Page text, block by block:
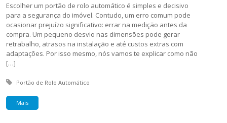
Escolher um portão de rolo automático é simples e decisivo
para a segurança do imóvel. Contudo, um erro comum pode
ocasionar prejuízo significativo: errar na medição antes da
compra. Um pequeno desvio nas dimensões pode gerar
retrabalho, atrasos na instalação e até custos extras com
adaptações. Por isso mesmo, nós vamos te explicar como não
[…]
Tagged with:
Portão de Rolo Automático
Mais